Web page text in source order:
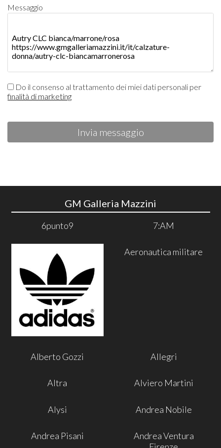
Messaggio
Do il consenso al trattamento dei miei dati personali per
finalità di marketing
Invia messaggio
GM Galleria Mazzini
6punto9 7:AM
Aeronautica militare
Alberto Gozzi Allegri
Altra Alviero Martini
Alysi Andrea Nobile
Andrea Pisani
Andrea Ventura